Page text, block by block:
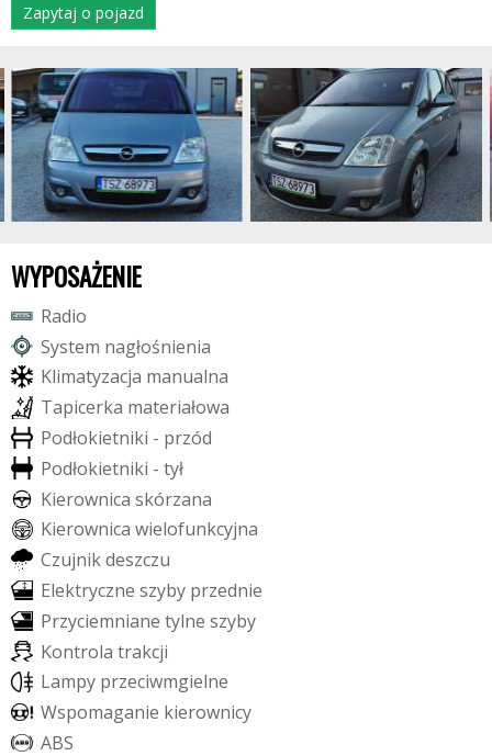
Zapytaj o pojazd
WYPOSAŻENIE
Radio
System nagłośnienia
Klimatyzacja manualna
Tapicerka materiałowa
Podłokietniki - przód
Podłokietniki - tył
Kierownica skórzana
Kierownica wielofunkcyjna
Czujnikdeszczu
Elektryczne szyby przednie
Przyciemniane tylne szyby
Kontrola trakcji
Lampy przeciwmgielne
Wspomaganie kierownicy
ABS